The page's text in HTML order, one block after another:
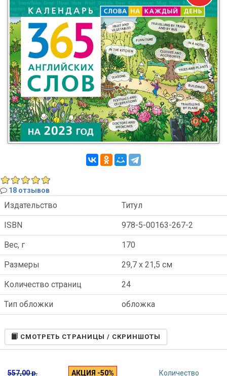
18 отзывов
Издательство Титул
ISBN 978-5-00163-267-2
Вес, г 170
Размеры 29,7 x 21,5 см
Количество страниц 24
Тип обложки обложка
CМОТРЕТЬ СТРАНИЦЫ / СКРИНШОТЫ
557,00 р. АКЦИЯ -50% Количество